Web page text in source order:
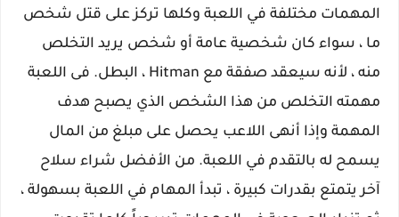
المهمات مختلفة في اللعبة وكلها تركز على قتل شخص
ما ، سواء كان شخصية عامة أو شخص يريد التخلص
منه ، لأنه سيعقد صفقة مع Hitman ، البطل. فى اللعبة
مهمته التخلص من هذا الشخص الذي يصبح هدف
المهمة وإذا أنهى اللاعب يحصل على مبلغ من المال
يسمح له بالتقدم في اللعبة. من الأفضل شراء سلاح
آخر يتمتع بقدرات كبيرة ، تبدأ المهام في اللعبة بسهولة ،